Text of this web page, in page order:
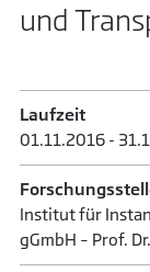
und
Laufzeit
01.11.2016 -
Institut für
gGmbH – Prof.